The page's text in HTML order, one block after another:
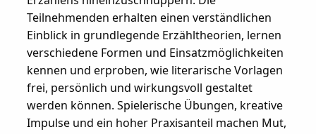
Teilnehmenden erhalten einen verständlichen
Einblick in grundlegende Erzähltheorien, lernen
verschiedene Formen und Einsatzmöglichkeiten
kennen und erproben, wie literarische Vorlagen
frei, persönlich und wirkungsvoll gestaltet
werden können. Spielerische Übungen, kreative
Impulse und ein hoher Praxisanteil machen Mut,